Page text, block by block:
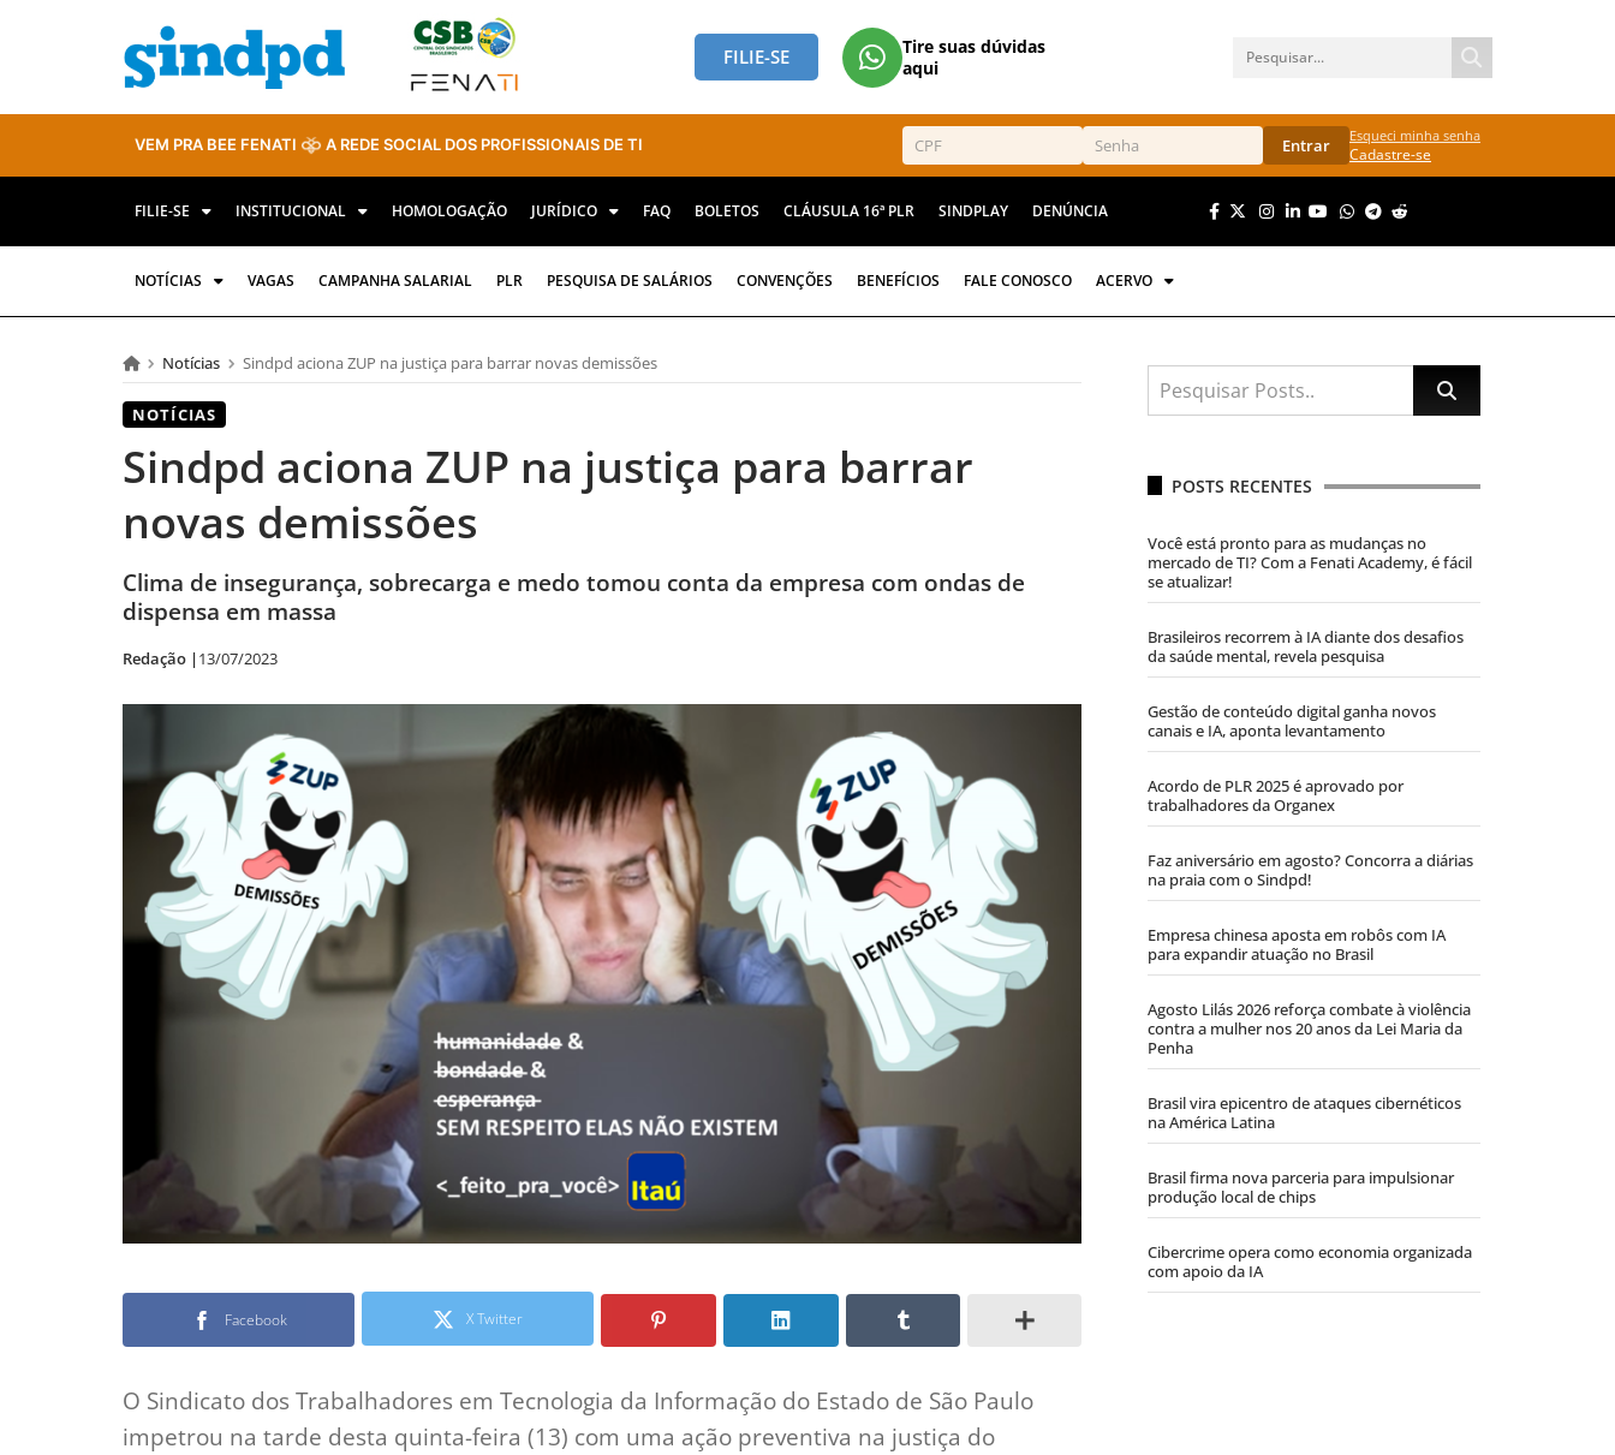
FILIE-SE
Tire suas dúvidas
aqui
VEM PRA BEE FENATI A REDE SOCIAL DOS PROFISSIONAIS DE TI Entrar Esqueci minha senha
Cadastre-se
FILIE-SE INSTITUCIONAL HOMOLOGAÇÃO JURÍDICO FAQ BOLETOS CLÁUSULA 16ª PLR SINDPLAY DENÚNCIA
NOTÍCIAS VAGAS CAMPANHA SALARIAL PLR PESQUISA DE SALÁRIOS CONVENÇÕES BENEFÍCIOS FALE CONOSCO ACERVO
Notícias Sindpd aciona ZUP na justiça para barrar novas demissões
NOTÍCIAS
Sindpd aciona ZUP na justiça para barrar
novas demissões
Clima de insegurança, sobrecarga e medo tomou conta da empresa com ondas de
dispensa em massa
Redação |13/07/2023
Facebook X Twitter
O Sindicato dos Trabalhadores em Tecnologia da Informação do Estado de São Paulo
impetrou na tarde desta quinta-feira (13) com uma ação preventiva na justiça do
POSTS RECENTES
Você está pronto para as mudanças no
mercado de TI? Com a Fenati Academy, é fácil
se atualizar!
Brasileiros recorrem à IA diante dos desafios
da saúde mental, revela pesquisa
Gestão de conteúdo digital ganha novos
canais e IA, aponta levantamento
Acordo de PLR 2025 é aprovado por
trabalhadores da Organex
Faz aniversário em agosto? Concorra a diárias
na praia com o Sindpd!
Empresa chinesa aposta em robôs com IA
para expandir atuação no Brasil
Agosto Lilás 2026 reforça combate à violência
contra a mulher nos 20 anos da Lei Maria da
Penha
Brasil vira epicentro de ataques cibernéticos
na América Latina
Brasil firma nova parceria para impulsionar
produção local de chips
Cibercrime opera como economia organizada
com apoio da IA